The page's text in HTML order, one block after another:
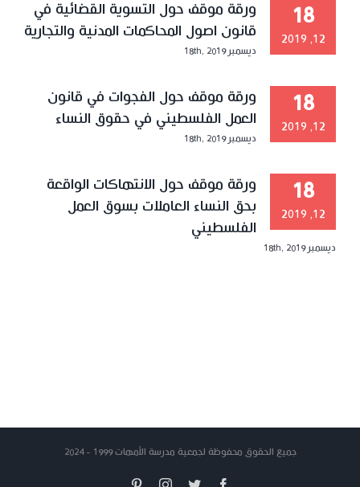
18
12, 2019
ورقة موقف حول التسوية القضائية في
قانون اصول المحاكمات المدنية والتجارية
ديسمبر 18th, 2019
18
12, 2019
ورقة موقف حول الفجوات في قانون
العمل الفلسطيني في حقوق النساء
ديسمبر 18th, 2019
18
12, 2019
ورقة موقف حول الانتهاكات الواقعة
بحق النساء العاملات بسوق العمل
الفلسطيني
ديسمبر 18th, 2019
جميع الحقوق محفوظة لجمعية مدرسة الأمهات 1999 - 2024